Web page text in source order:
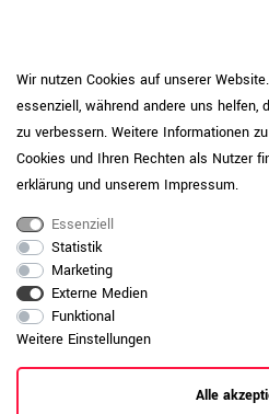
Verwenden
Reiniger und
mit
Tassen,
Produktpflege-
Metall
Pflegehinweis:
anzeigen
Wir nutzen Cookies auf unserer
essenziell, während andere uns helfen,
zu verbessern. Weitere Informationen
Cookies und Ihren Rechten als Nutzer
erklärung und unserem Impressum.
Essenziell
Statistik
Marketing
Externe Medien
Funktional
Weitere Einstellungen
Alle